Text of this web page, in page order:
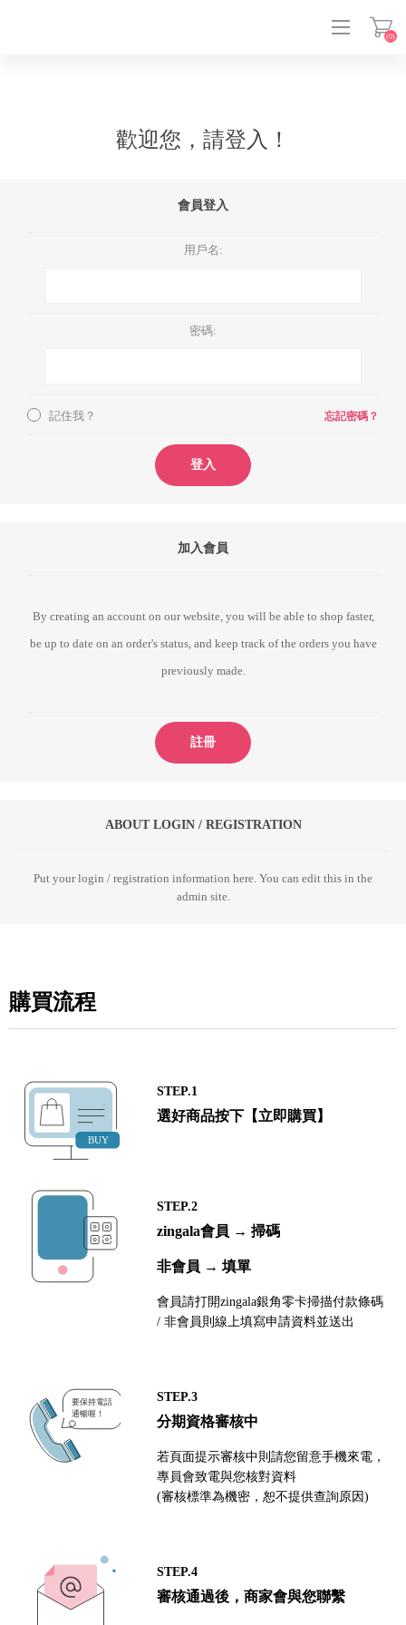
(0)
歡迎您，請登入！
會員登入
用戶名:
密碼:
記住我？ 忘記密碼？
登入
加入會員
By creating an account on our website, you will be able to shop faster,
be up to date on an order's status, and keep track of the orders you have
previously made.
註冊
ABOUT LOGIN / REGISTRATION
Put your login / registration information here. You can edit this in the
admin site.
購買流程
STEP.1
選好商品按下【立即購買】
STEP.2
zingala會員 → 掃碼
非會員 → 填單
會員請打開zingala銀角零卡掃描付款條碼
/ 非會員則線上填寫申請資料並送出
STEP.3
分期資格審核中
若頁面提示審核中則請您留意手機來電，
專員會致電與您核對資料
(審核標準為機密，恕不提供查詢原因)
STEP.4
審核通過後，商家會與您聯繫